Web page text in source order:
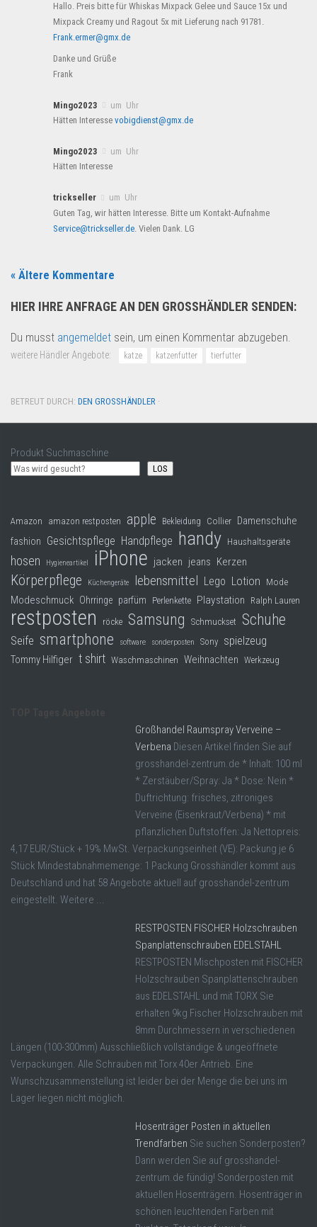
Hallo. Preis bitte für Whiskas Mixpack Gelee und Sauce 15x und
Mixpack Creamy und Ragout 5x mit Lieferung nach 91781.
Frank.ermer@gmx.de
Danke und Grüße
Frank
Mingo2023
um Uhr
Hätten Interesse vobigdienst@gmx.de
Mingo2023
um Uhr
Hätten Interesse
trickseller
um Uhr
Guten Tag, wir hätten Interesse. Bitte um Kontakt-Aufnahme
Service@trickseller.de . Vielen Dank. LG
« Ältere Kommentare
HIER IHRE ANFRAGE AN DEN GROSSHÄNDLER SENDEN:
Du musst angemeldet sein, um einen Kommentar abzugeben.
weitere Händler Angebote: katze katzenfutter tierfutter
BETREUT DURCH: DEN GROSSHÄNDLER ·
Produkt Suchmaschine
LOS
Amazon amazon restposten apple Bekleidung Collier Damenschuhe
fashion Gesichtspflege Handpflege handy Haushaltsgeräte
hosen Hygieneartikel iPhone jacken jeans Kerzen
Körperpflege Küchengeräte lebensmittel Lego Lotion Mode
Modeschmuck Ohrringe parfüm Perlenkette Playstation Ralph Lauren
restposten röcke Samsung Schmuckset Schuhe
Seife smartphone software sonderposten Sony spielzeug
Tommy Hilfiger t shirt Waschmaschinen Weihnachten Werkzeug
Großhandel Raumspray Verveine –
Verbena Diesen Artikel finden Sie auf
grosshandel-zentrum.de * Inhalt: 100 ml
* Zerstäuber/Spray: Ja * Dose: Nein *
Duftrichtung: frisches, zitroniges
Verveine (Eisenkraut/Verbena) * mit
pflanzlichen Duftstoffen: Ja Nettopreis:
4,17 EUR/Stück + 19% MwSt. Verpackungseinheit (VE): Packung je 6
Stück Mindestabnahmemenge: 1 Packung Grosshändler kommt aus
Deutschland und hat 58 Angebote aktuell auf grosshandel-zentrum
eingestellt. Weitere ...
RESTPOSTEN FISCHER Holzschrauben
Spanplattenschrauben EDELSTAHL
RESTPOSTEN Mischposten mit FISCHER
Holzschrauben Spanplattenschrauben
aus EDELSTAHL und mit TORX Sie
erhalten 9kg Fischer Holzschrauben mit
8mm Durchmessern in verschiedenen
Längen (100-300mm) Ausschließlich vollständige & ungeöffnete
Verpackungen. Alle Schrauben mit Torx 40er Antrieb. Eine
Wunschzusammenstellung ist leider bei der Menge die bei uns im
Lager liegen nicht möglich.
Hosenträger Posten in aktuellen
Trendfarben Sie suchen Sonderposten?
Dann werden Sie auf grosshandel-
zentrum.de fündig! Sonderposten mit
aktuellen Hosenträgern. Hosenträger in
schönen leuchtenden Farben mit